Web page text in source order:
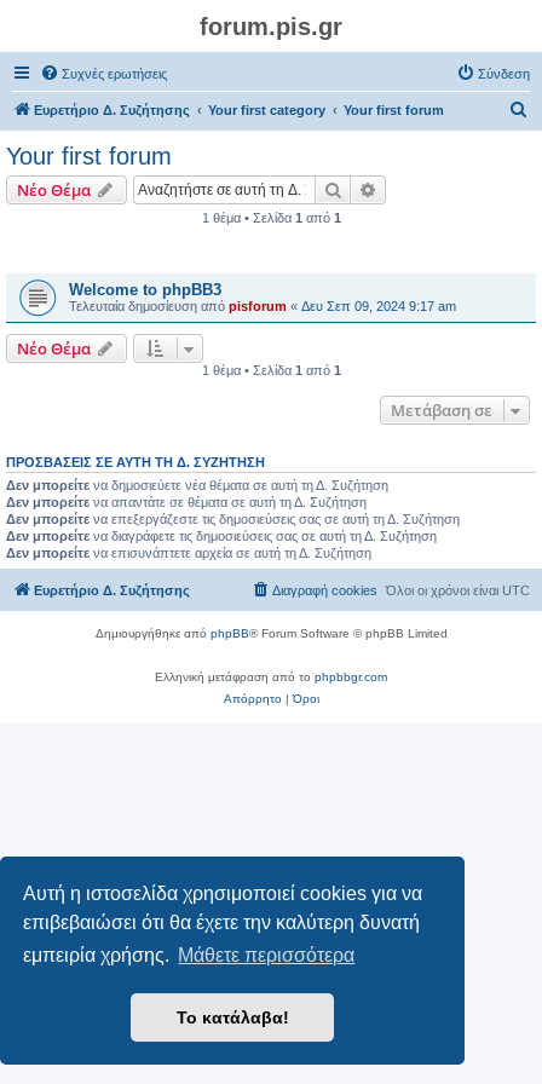
Αυτή η ιστοσελίδα χρησιμοποιεί cookies για να
επιβεβαιώσει ότι θα έχετε την καλύτερη δυνατή
εμπειρία χρήσης. Μάθετε περισσότερα
Το κατάλαβα!
forum.pis.gr
Συχνές ερωτήσεις Σύνδεση
Ευρετήριο Δ. Συζήτησης Your first category Your first forum
Your first forum
Νέο Θέμα Αναζήτηση
1 θέμα • Σελίδα 1 από 1
Welcome to phpBB3
Τελευταία δημοσίευση από pisforum « Δευ Σεπ 09, 2024 9:17 am
Νέο Θέμα
1 θέμα • Σελίδα 1 από 1
Μετάβαση σε
ΠΡΟΣΒΆΣΕΙΣ ΣΕ ΑΥΤΉ ΤΗ Δ. ΣΥΖΉΤΗΣΗ
Δεν μπορείτε να δημοσιεύετε νέα θέματα σε αυτή τη Δ. Συζήτηση
Δεν μπορείτε να απαντάτε σε θέματα σε αυτή τη Δ. Συζήτηση
Δεν μπορείτε να επεξεργάζεστε τις δημοσιεύσεις σας σε αυτή τη Δ. Συζήτηση
Δεν μπορείτε να διαγράφετε τις δημοσιεύσεις σας σε αυτή τη Δ. Συζήτηση
Δεν μπορείτε να επισυνάπτετε αρχεία σε αυτή τη Δ. Συζήτηση
Ευρετήριο Δ. Συζήτησης Όλοι οι χρόνοι είναι UTC
Διαγραφή cookies
Δημιουργήθηκε από phpBB® Forum Software © phpBB Limited
Ελληνική μετάφραση από το phpbbgr.com
Απόρρητο|Όροι